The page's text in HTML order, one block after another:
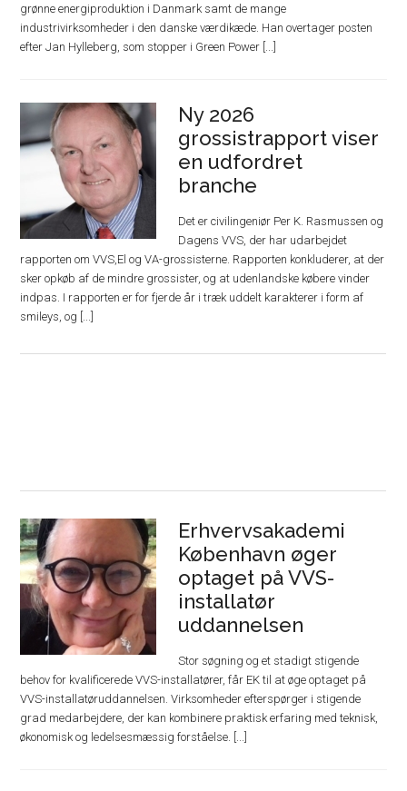
grønne energiproduktion i Danmark samt de mange
industrivirksomheder i den danske værdikæde. Han overtager posten
efter Jan Hylleberg, som stopper i Green Power [...]
Ny 2026
grossistrapport viser
en udfordret
branche
Det er civilingeniør Per K. Rasmussen og
Dagens VVS, der har udarbejdet
rapporten om VVS,El og VA-grossisterne. Rapporten konkluderer, at der
sker opkøb af de mindre grossister, og at udenlandske købere vinder
indpas. I rapporten er for fjerde år i træk uddelt karakterer i form af
smileys, og [...]
Erhvervsakademi
København øger
optaget på VVS-
installatør
uddannelsen
Stor søgning og et stadigt stigende
behov for kvalificerede VVS-installatører, får EK til at øge optaget på
VVS-installatøruddannelsen. Virksomheder efterspørger i stigende
grad medarbejdere, der kan kombinere praktisk erfaring med teknisk,
økonomisk og ledelsesmæssig forståelse. [...]